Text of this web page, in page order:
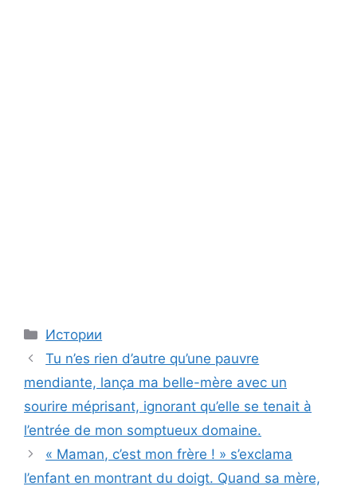
Categories
Истории
Tu n’es rien d’autre qu’une pauvre
mendiante, lança ma belle-mère avec un
sourire méprisant, ignorant qu’elle se tenait à
l’entrée de mon somptueux domaine.
« Maman, c’est mon frère ! » s’exclama
l’enfant en montrant du doigt. Quand sa mère,